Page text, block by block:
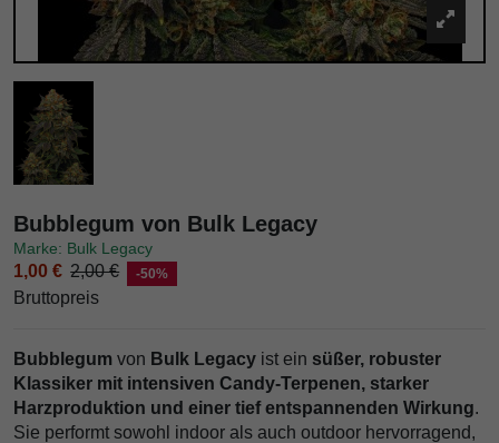
Bubblegum von Bulk Legacy
Marke: Bulk Legacy
1,00 € 2,00 € -50%
Bruttopreis
Bubblegum von Bulk Legacy ist ein süßer, robuster
Klassiker mit intensiven Candy-Terpenen, starker
Harzproduktion und einer tief entspannenden Wirkung.
Sie performt sowohl indoor als auch outdoor hervorragend,